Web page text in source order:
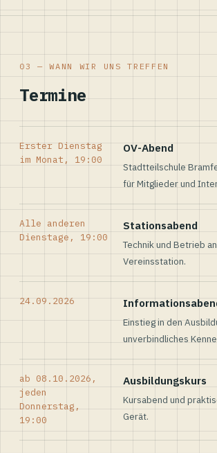
03 — WANN WIR UNS TREFFEN
Termine
Erster Dienstag
im Monat, 19:00
OV-Abend
Stadtteilschule
für Mitglieder und
Alle anderen
Dienstage, 19:00
Stationsabend
Technik und Betrieb
Vereinsstation.
24.09.2026
Einstieg in den
unverbindliches
ab 08.10.2026,
jeden
Donnerstag,
19:00
Ausbildungskurs
Kursabend und
Gerät.